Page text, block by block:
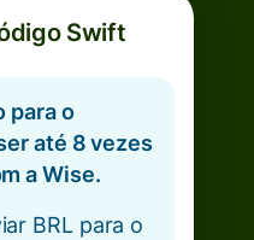
Swift
para o
até 8 vezes
a Wise.
BRL para o